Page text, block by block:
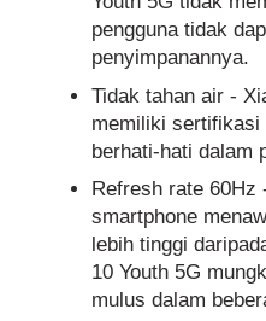
pengguna tidak
penyimpanannya.
Tidak tahan air -
memiliki sertifikasi
berhati-hati dalam
Refresh rate
smartphone
lebih tinggi
10 Youth 5G
mulus dalam